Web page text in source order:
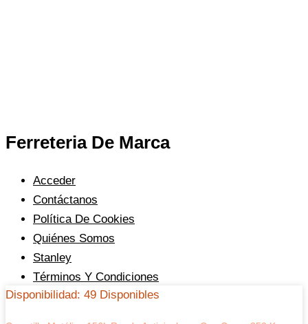
Ferreteria De Marca
Acceder
Contáctanos
Política De Cookies
Quiénes Somos
Stanley
Términos Y Condiciones
Disponibilidad: 49 Disponibles